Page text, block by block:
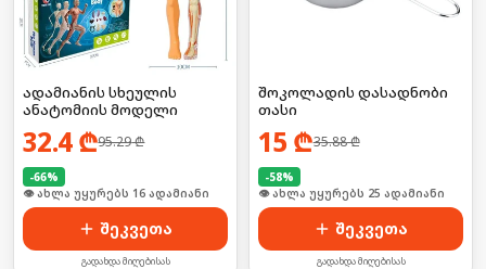
ადამიანის სხეულის
ანატომიის მოდელი
32.4₾95.29₾
-66%
🛒 ბოლო 24სთ-ში იყიდა 21-მა
შეკვეთა
გადახდა მიღებისას
შოკოლადის დასადნობი
თასი
15 ₾35.88₾
-58%
🛒 ბოლო 24სთ-ში იყიდა 39-მა
შეკვეთა
გადახდა მიღებისას